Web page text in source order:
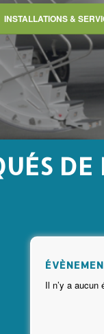
INSTALLATIONS &
DE
Il n’y a aucun